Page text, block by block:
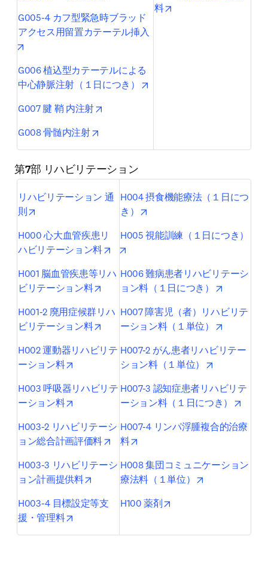
G005-4 カフ型緊急時ブラッド
アクセス用留置カテーテル挿入
G006 植込型カテーテルによる
中心静脈注射（１日につき）
G007 腱 鞘 内注射
G008 骨髄内注射
料
第7部 リハビリテーション
リハビリテーション 通
則
opens in new tab/window
H000 心大血管疾患リ
ハビリテーション料
opens in new tab/window
H001 脳血管疾患等リハ
ビリテーション料
opens in new tab/window
H001-2 廃用症候群リハ
ビリテーション料
opens in new tab/window
H002 運動器リハビリテ
ーション料
opens in new tab/window
H003 呼吸器リハビリテ
ーション料
opens in new tab/window
H003-2 リハビリテーシ
ョン総合計画評価料
opens in new tab/window
H003-3 リハビリテーシ
ョン計画提供料
opens in new tab/window
H003-4 目標設定等支
援・管理料
H004 摂食機能療法（１日につ
き）
H005 視能訓練（１日につき）
H006 難病患者リハビリテーシ
ョン料（１日につき）
H007 障害児（者）リハビリテ
ーション料（１単位）
H007-2 がん患者リハビリテー
ション料（１単位）
H007-3 認知症患者リハビリテ
ーション料（１日につき）
H007-4 リンパ浮腫複合的治療
料
H008 集団コミュニケーション
療法料（１単位）
H100 薬剤